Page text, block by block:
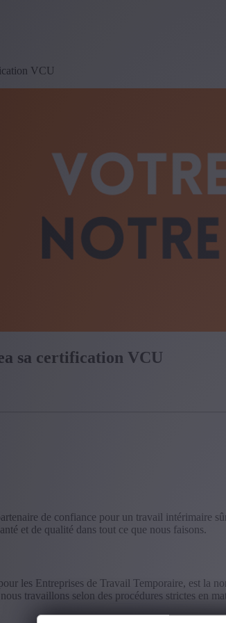
VCU
sa certification VCU
de confiance pour un travail intérimaire
et de qualité dans tout ce que nous faisons.
les Entreprises de Travail Temporaire, est la
travaillons selon des procédures strictes en